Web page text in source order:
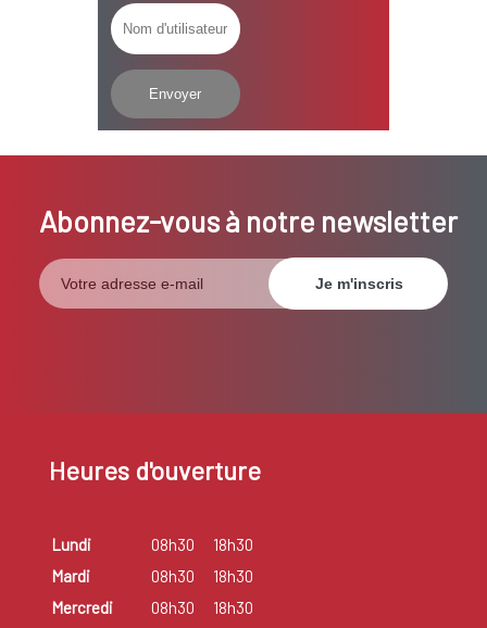
Abonnez-vous à notre newsletter
Heures d'ouverture
Lundi 08h30
18h30
Mardi
08h30
18h30
Mercredi
08h30
18h30